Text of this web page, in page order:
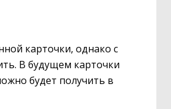
карточки, однако с
В будущем карточки
будет получить в